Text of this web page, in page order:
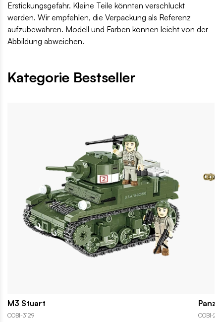
Erstickungsgefahr. Kleine Teile könnten verschluckt
werden. Wir empfehlen, die Verpackung als Referenz
aufzubewahren. Modell und Farben können leicht von der
Abbildung abweichen.
Kategorie Bestseller
M3 Stuart
COBI-3129 COBI-